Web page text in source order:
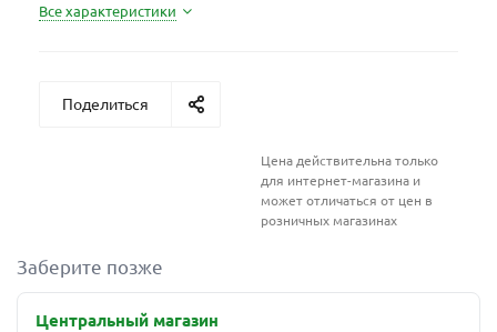
Все характеристики
Поделиться
Цена действительна только
для интернет-магазина и
может отличаться от цен в
розничных магазинах
Заберите позже
Центральный магазин